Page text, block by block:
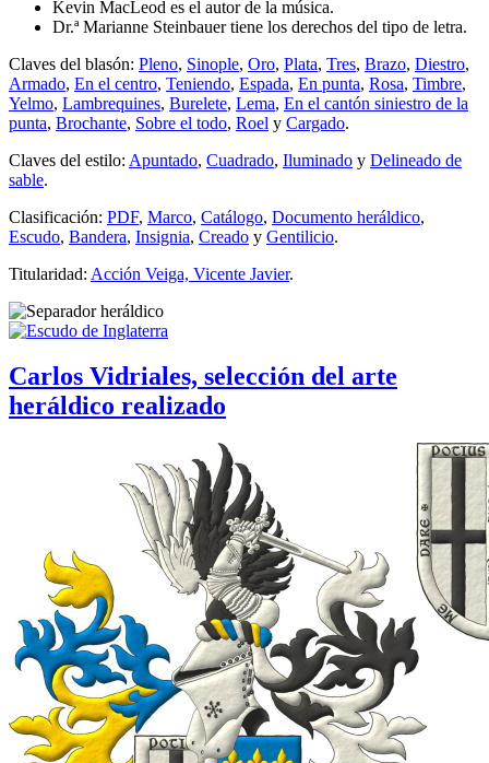
Kevin MacLeod es el autor de la música.
Dr.ª Marianne Steinbauer tiene los derechos del tipo de letra.
Claves del blasón: Pleno, Sinople, Oro, Plata, Tres, Brazo, Diestro,
Armado, En el centro, Teniendo, Espada, En punta, Rosa, Timbre,
Yelmo, Lambrequines, Burelete, Lema, En el cantón siniestro de la
punta, Brochante, Sobre el todo, Roel y Cargado.
Claves del estilo: Apuntado, Cuadrado, Iluminado y Delineado de
sable.
Clasificación: PDF, Marco, Catálogo, Documento heráldico,
Escudo, Bandera, Insignia, Creado y Gentilicio.
Titularidad: Acción Veiga, Vicente Javier.
Carlos Vidriales, selección del arte
heráldico realizado